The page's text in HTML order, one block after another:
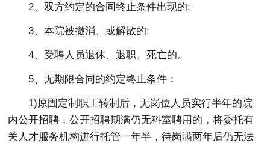
2、双方约定的合同终止条件出现的;
3、本院被撤消、或解散的;
4、受聘人员退休、退职、死亡的。
5、无期限合同的约定终止条件：
1)原固定制职工转制后，无岗位人员实行半年的院
内公开招聘，公开招聘期满仍无科室聘用的，将委托有
关人才服务机构进行托管一年半，待岗满两年后仍无法